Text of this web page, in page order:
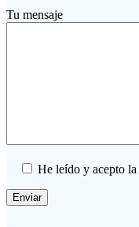
Tu mensaje
He leído y acepto la